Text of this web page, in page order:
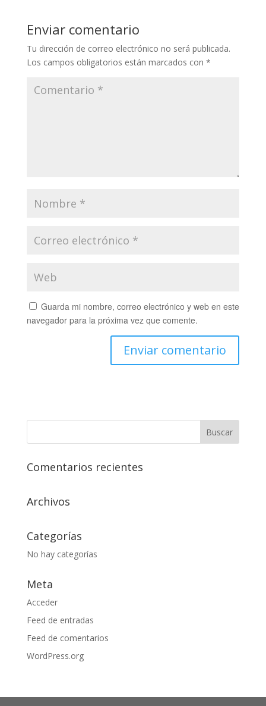
Enviar comentario
Tu dirección de correo electrónico no será publicada.
Los campos obligatorios están marcados con *
Guarda mi nombre, correo electrónico y web en este
navegador para la próxima vez que comente.
Comentarios recientes
Archivos
Categorías
No hay categorías
Meta
Acceder
Feed de entradas
Feed de comentarios
WordPress.org